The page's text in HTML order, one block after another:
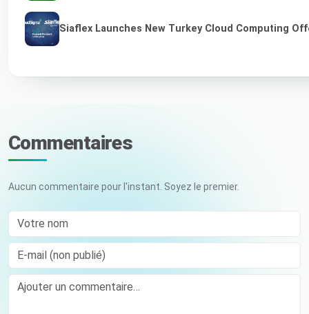
Siaflex Launches New Turkey Cloud Computing
Commentaires
Aucun commentaire pour l'instant. Soyez le premier.
Votre nom
E-mail (non publié)
Comment